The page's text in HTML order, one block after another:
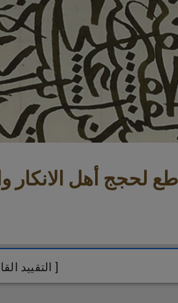
[التقييد القاطع لحجج أهل الانكار والتشديد الناصر لضعف المريدين من أهل التوفيق والتسديد ][التقييد القاطع لحجج أهل الانكار والتشديد الناصر لضعف المريدين من أهل التوفيق والتسديد ]